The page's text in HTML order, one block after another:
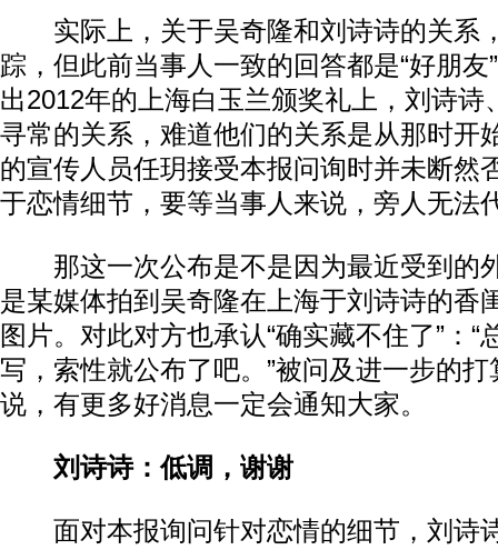
实际上，关于吴奇隆和刘诗诗的关系
踪，但此前当事人一致的回答都是“好朋友
出2012年的上海白玉兰颁奖礼上，刘诗诗
寻常的关系，难道他们的关系是从那时开
的宣传人员任玥接受本报问询时并未断然
于恋情细节，要等当事人来说，旁人无法
那这一次公布是不是因为最近受到的
是某媒体拍到吴奇隆在上海于刘诗诗的香
图片。对此对方也承认“确实藏不住了”：“
写，索性就公布了吧。”被问及进一步的
说，有更多好消息一定会通知大家。
刘诗诗：低调，谢谢
面对本报询问针对恋情的细节，刘诗